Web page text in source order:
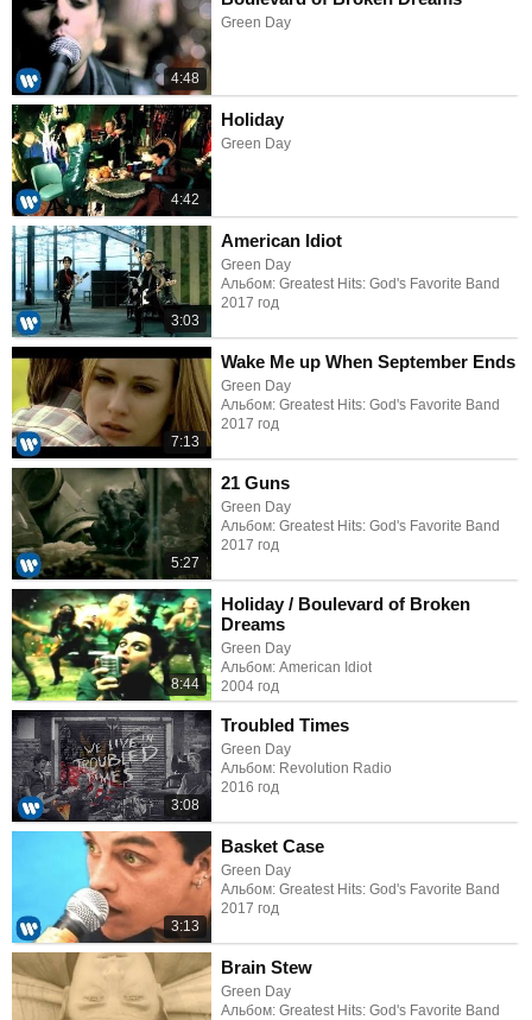
4:48
Green Day
4:42
Holiday
Green Day
3:03
American Idiot
Green Day
Альбом: Greatest Hits: God's Favorite Band
2017 год
7:13
Wake Me up When September Ends
Green Day
Альбом: Greatest Hits: God's Favorite Band
2017 год
5:27
21 Guns
Green Day
Альбом: Greatest Hits: God's Favorite Band
2017 год
8:44
Holiday / Boulevard of Broken
Dreams
Green Day
Альбом: American Idiot
2004 год
3:08
Troubled Times
Green Day
Альбом: Revolution Radio
2016 год
3:13
Basket Case
Green Day
Альбом: Greatest Hits: God's Favorite Band
2017 год
Brain Stew
Green Day
Альбом: Greatest Hits: God's Favorite Band